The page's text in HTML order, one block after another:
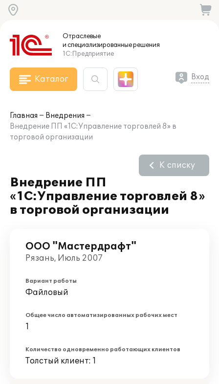
Отраслевые
и специализированныерешения
1С:Предприятие
Каталог Вход
Главная
Внедрения
Внедрение ПП «1С:Управление торговлей 8» в
торговой организации
Внедрение ПП
«1С:Управление торговлей 8»
в торговой организации
К списку
ООО "Мастердрафт"
Рязань, Июль 2007
Вариант работы
Файловый
Общее число автоматизированных рабочих мест
1
Количество одновременно работающих клиентов
Толстый клиент: 1